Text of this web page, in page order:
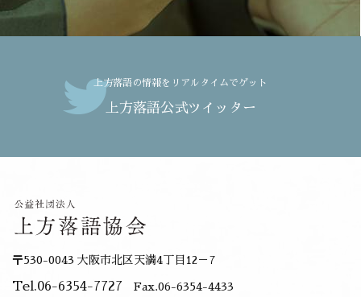
上方落語の情報をリアルタイムでゲット
上方落語公式ツイッター
〒530-0043 大阪市北区天満4丁目12－7
Tel.06-6354-7727 Fax.06-6354-4433